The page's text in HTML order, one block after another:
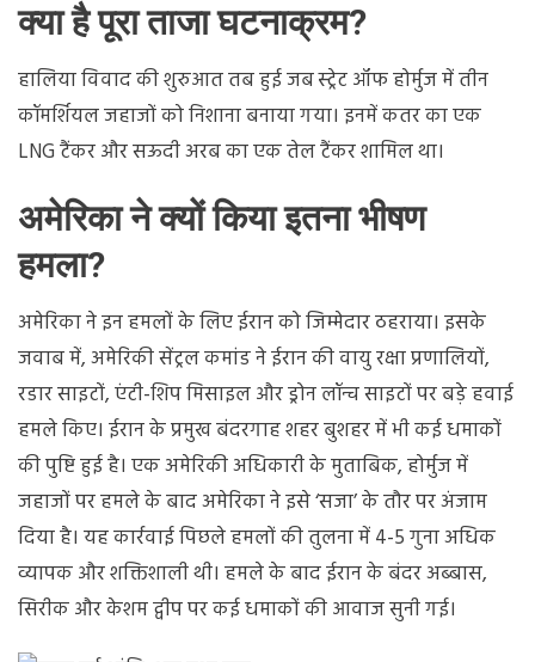
क्या है पूरा ताजा घटनाक्रम?
हालिया विवाद की शुरुआत तब हुई जब स्ट्रेट ऑफ होर्मुज में तीन
कॉमर्शियल जहाजों को निशाना बनाया गया। इनमें कतर का एक
LNG टैंकर और सऊदी अरब का एक तेल टैंकर शामिल था।
अमेरिका ने क्यों किया इतना भीषण
हमला?
अमेरिका ने इन हमलों के लिए ईरान को जिम्मेदार ठहराया। इसके
जवाब में, अमेरिकी सेंट्रल कमांड ने ईरान की वायु रक्षा प्रणालियों,
रडार साइटों, एंटी-शिप मिसाइल और ड्रोन लॉन्च साइटों पर बड़े हवाई
हमले किए। ईरान के प्रमुख बंदरगाह शहर बुशहर में भी कई धमाकों
की पुष्टि हुई है। एक अमेरिकी अधिकारी के मुताबिक, होर्मुज में
जहाजों पर हमले के बाद अमेरिका ने इसे ‘सजा’ के तौर पर अंजाम
दिया है। यह कार्रवाई पिछले हमलों की तुलना में 4-5 गुना अधिक
व्यापक और शक्तिशाली थी। हमले के बाद ईरान के बंदर अब्बास,
सिरीक और केशम द्वीप पर कई धमाकों की आवाज सुनी गई।